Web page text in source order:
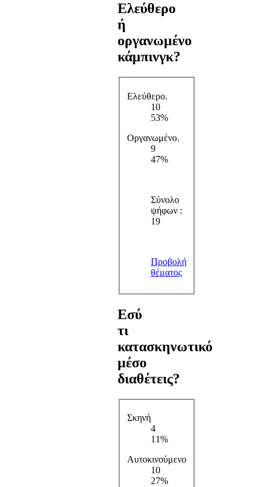
Ελεύθερο
ή
οργανωμένο
κάμπινγκ?
Ελεύθερο.
10
53%
Οργανωμένο.
9
47%
Σύνολο
ψήφων :
19
Προβολή
θέματος
Εσύ
τι
κατασκηνωτικό
μέσο
διαθέτεις?
Σκηνή
4
11%
Αυτοκινούμενο
10
27%